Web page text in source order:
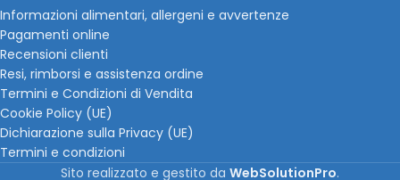
Informazioni alimentari, allergeni e avvertenze
Pagamenti online
Recensioni clienti
Resi, rimborsi e assistenza ordine
Termini e Condizioni di Vendita
Cookie Policy (UE)
Dichiarazione sulla Privacy (UE)
Termini e condizioni
Sito realizzato e gestito da WebSolutionPro.